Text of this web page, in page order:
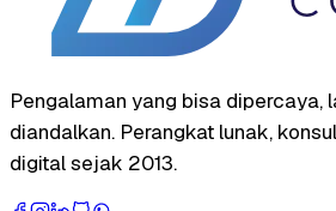
Pengalaman yang bisa dipercaya,
diandalkan. Perangkat lunak,
digital sejak 2013.